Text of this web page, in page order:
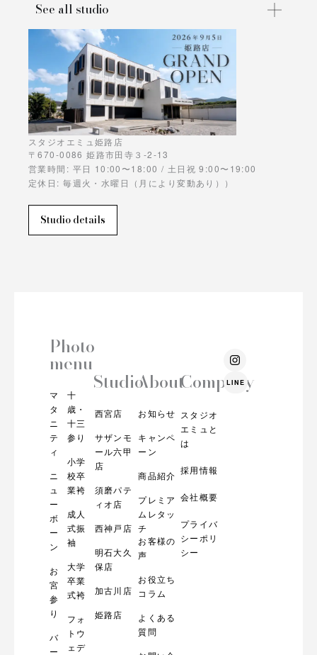
See all studio
スタジオエミュ姫路店
〒670-0086 姫路市田寺３-2-13
営業時間: 平日 10:00〜18:00 / 土日祝 9:00〜19:00
定休日: 毎週火・水曜日（月により変動あり））
Studio details
Photo
menu
マ
タ
ニ
テ
ィ
ニ
ュ
ー
ボ
ー
ン
お
宮
参
り
バ
ー
十
歳・
十三
参り
小学
校卒
業袴
成人
式振
袖
大学
卒業
式袴
フォ
トウ
ェデ
Studio
西宮店
サザンモ
ール六甲
店
須磨パテ
ィオ店
西神戸店
明石大久
保店
加古川店
姫路店
About
お知らせ
キャンペ
ーン
商品紹介
プレミア
ムレタッ
チ
お客様の
声
お役立ち
コラム
よくある
質問
Company
スタジオ
エミュと
は
採用情報
会社概要
プライバ
シーポリ
シー
I
n
s
t
LINE